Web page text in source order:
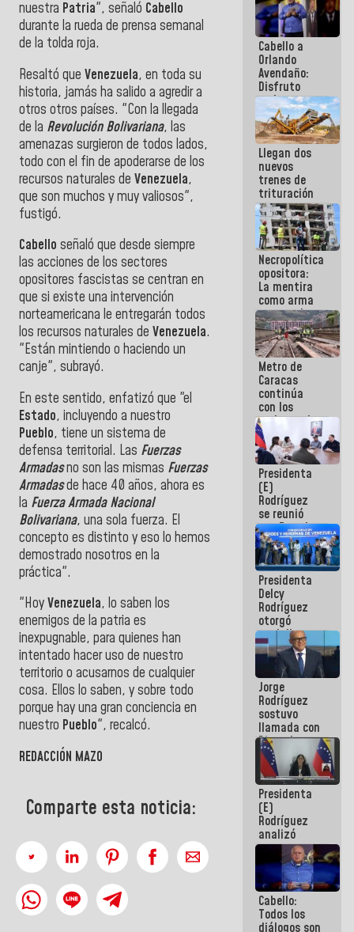
nuestra Patria", señaló Cabello
durante la rueda de prensa semanal
de la tolda roja.
Resaltó que Venezuela, en toda su
historia, jamás ha salido a agredir a
otros otros países. "Con la llegada
de la Revolución Bolivariana, las
amenazas surgieron de todos lados,
todo con el fin de apoderarse de los
recursos naturales de Venezuela,
que son muchos y muy valiosos",
fustigó.
Cabello señaló que desde siempre
las acciones de los sectores
opositores fascistas se centran en
que si existe una intervención
norteamericana le entregarán todos
los recursos naturales de Venezuela.
"Están mintiendo o haciendo un
canje", subrayó.
En este sentido, enfatizó que "el
Estado, incluyendo a nuestro
Pueblo, tiene un sistema de
defensa territorial. Las Fuerzas
Armadasno son las mismas Fuerzas
Armadasde hace 40 años, ahora es
la Fuerza Armada Nacional
Bolivariana, una sola fuerza. El
concepto es distinto y eso lo hemos
demostrado nosotros en la
práctica".
"HoyVenezuela, lo saben los
enemigos de la patria es
inexpugnable, para quienes han
intentado hacer uso de nuestro
territorio o acusarnos de cualquier
cosa. Ellos lo saben, y sobre todo
porque hay una gran conciencia en
nuestro Pueblo", recalcó.
REDACCIÓN MAZO
Comparte esta noticia:
Cabello a
Orlando
Avendaño:
Disfruto
cada vez
que escribes
porque lo
que haces
es
embarrarla
Llegan dos
nuevos
trenes de
trituración
para
optimizar
manejo de
escombros
en La Guaira
Necropolítica
opositora:
La mentira
como arma
contra el
Pueblo
Metro de
Caracas
continúa
con los
trabajos de
mantenimiento
e inspección
en la Línea 2
Presidenta
(E)
Rodríguez
se reunió
con Estado
Mayor
Eléctrico
para
abordar
planes de
acción
Presidenta
Delcy
Rodríguez
otorgó
medalla
"Héroe de
Venezuela"
a servidores
públicos
Jorge
Rodríguez
sostuvo
llamada con
Dinorah
Figuera y
acuerdan
primer
encuentro
presencial
para el
diálogo
Presidenta
(E)
Rodríguez
analizó
junto a
gobernadores
planes de
recuperación
del Sistema
Eléctrico
Cabello:
Todos los
diálogos son